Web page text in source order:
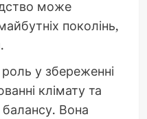
може
поколінь,
у збереженні
клімату та
балансу. Вона